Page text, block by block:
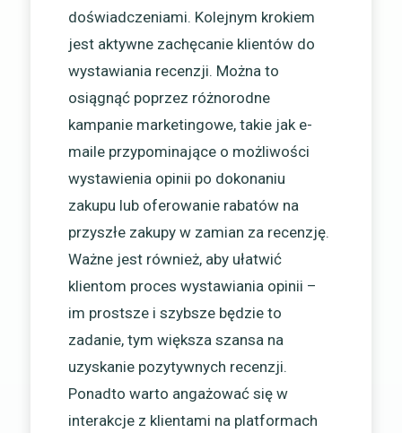
doświadczeniami. Kolejnym krokiem
jest aktywne zachęcanie klientów do
wystawiania recenzji. Można to
osiągnąć poprzez różnorodne
kampanie marketingowe, takie jak e-
maile przypominające o możliwości
wystawienia opinii po dokonaniu
zakupu lub oferowanie rabatów na
przyszłe zakupy w zamian za recenzję.
Ważne jest również, aby ułatwić
klientom proces wystawiania opinii –
im prostsze i szybsze będzie to
zadanie, tym większa szansa na
uzyskanie pozytywnych recenzji.
Ponadto warto angażować się w
interakcje z klientami na platformach